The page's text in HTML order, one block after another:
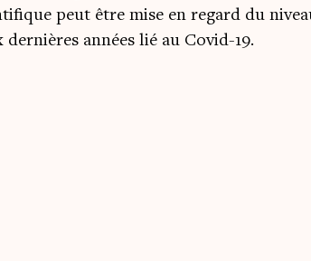
peut être mise en regard du
années lié au Covid-19.